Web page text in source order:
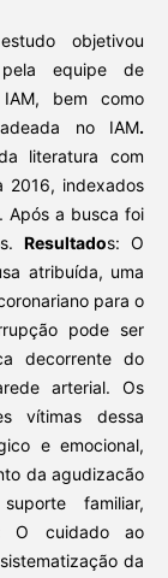
objetivou
pela equipe de
bem como
no IAM.
literatura com
2016, indexados
Após a busca foi
Resultados: O
atribuída, uma
para o
pode ser
decorrente do
arterial. Os
vítimas dessa
e emocional,
da agudizacão
familiar,
O cuidado ao
da